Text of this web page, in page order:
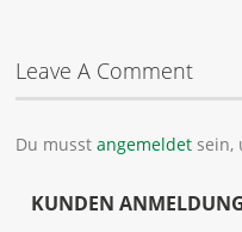
Leave A Comment
Du musstangemeldet sein,
KUNDEN